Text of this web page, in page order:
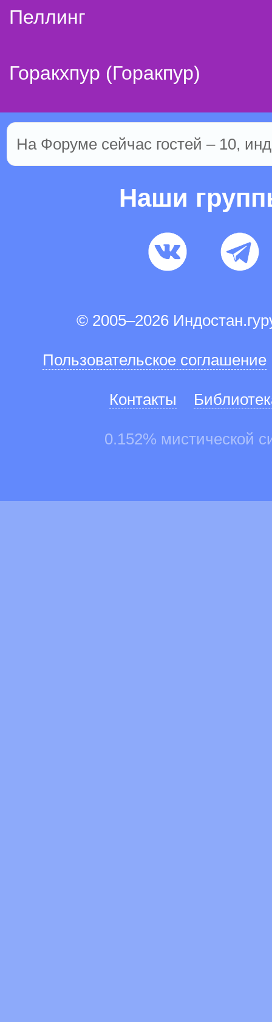
Пеллинг
Горакхпур (Горакпур)
На Форуме сейчас гостей – 10,
Наши
© 2005–2026
Пользовательское соглашение
Контакты
0.152% мистической